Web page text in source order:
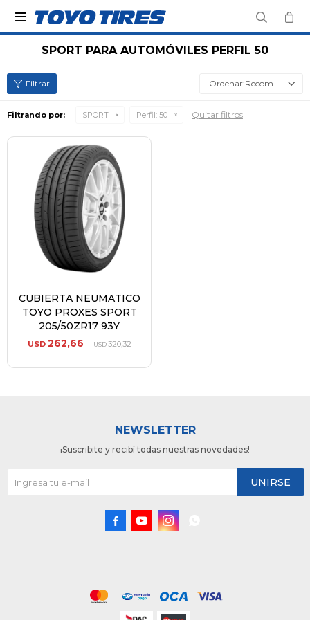

SPORT PARA AUTOMÓVILES PERFIL 50
Recomendados
Filtrando por: SPORT Perfil: 50 Quitar filtros
CUBIERTA NEUMATICO
TOYO PROXES SPORT
205/50ZR17 93Y
USD 262,66 USD320,32
NEWSLETTER
¡Suscribite y recibí todas nuestras novedades!
UNIRSE
  